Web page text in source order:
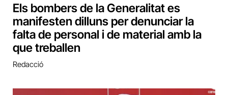
Els bombers de la Generalitat es
manifesten dilluns per denunciar la
falta de personal i de material amb la
que treballen
Redacció